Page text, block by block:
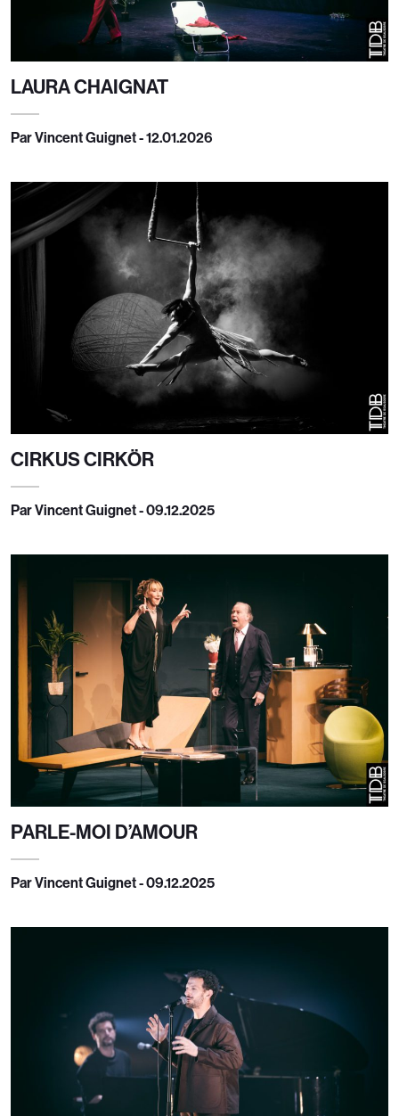
LAURA CHAIGNAT
Par Vincent Guignet - 12.01.2026
CIRKUS CIRKÖR
Par Vincent Guignet - 09.12.2025
PARLE-MOI D’AMOUR
Par Vincent Guignet - 09.12.2025